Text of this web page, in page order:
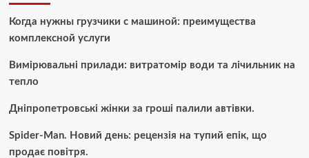
Когда нужны грузчики с машиной: преимущества
комплексной услуги
Вимірювальні прилади: витратомір води та лічильник на
тепло
Дніпропетровські жінки за гроші палили автівки.
Spider-Man. Новий день: рецензія на тупий епік, що
продає повітря.